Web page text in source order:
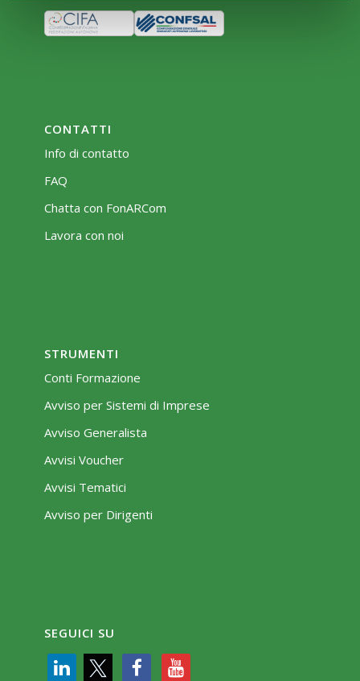
CONTATTI
Info di contatto
FAQ
Chatta con FonARCom
Lavora con noi
STRUMENTI
Conti Formazione
Avviso per Sistemi di Imprese
Avviso Generalista
Avvisi Voucher
Avvisi Tematici
Avviso per Dirigenti
SEGUICI SU